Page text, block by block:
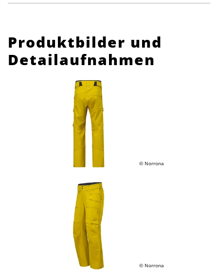
Produktbilder und
Detailaufnahmen
© Norrona
© Norrona